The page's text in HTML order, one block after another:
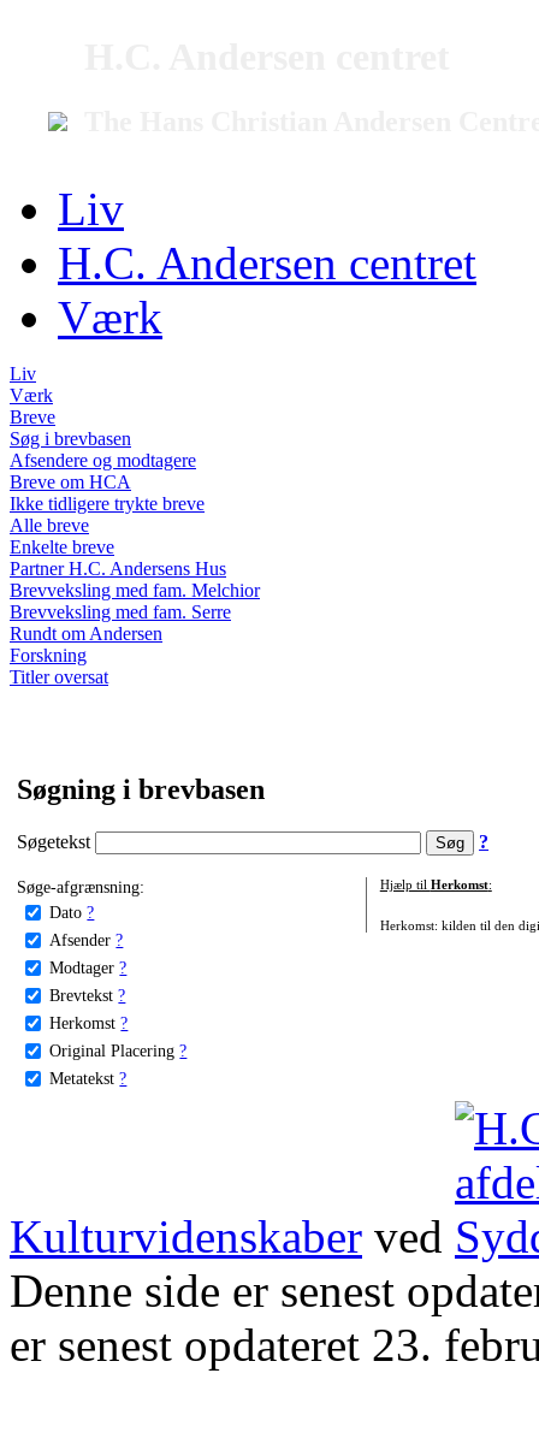
Liv
H.C. Andersen centret
Værk
Liv
Værk
Breve
Søg i brevbasen
Afsendere og modtagere
Breve om HCA
Ikke tidligere trykte breve
Alle breve
Enkelte breve
Partner H.C. Andersens Hus
Brevveksling med fam. Melchior
Brevveksling med fam. Serre
Rundt om Andersen
Forskning
Titler oversat
Søgning i brevbasen
Søgetekst ?
Søge-afgrænsning:
Dato ?
Afsender ?
Modtager ?
Brevtekst ?
Herkomst ?
Original Placering ?
Metatekst ?
Hjælp til Herkomst:
Herkomst: kilden til den
Kulturvidenskaber ved
Denne side er senest
er senest opdateret 23.